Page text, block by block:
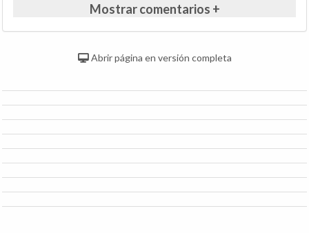
Mostrar comentarios +
Abrir página en versión completa